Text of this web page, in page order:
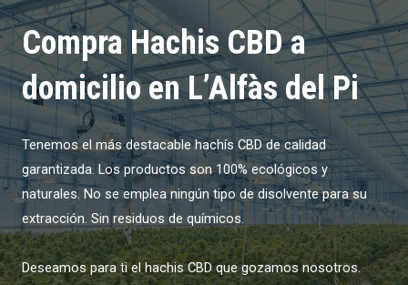
Compra Hachis CBD a
domicilio en L’Alfàs del Pi
Tenemos el más destacable hachís CBD de calidad
garantizada. Los productos son 100% ecológicos y
naturales. No se emplea ningún tipo de disolvente para su
extracción. Sin residuos de químicos.
Deseamos para ti el hachis CBD que gozamos nosotros.